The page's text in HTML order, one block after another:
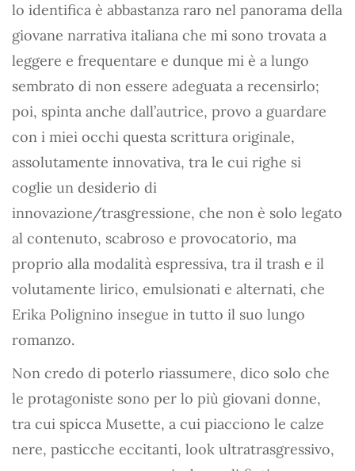
lo identifica è abbastanza raro nel panorama della
giovane narrativa italiana che mi sono trovata a
leggere e frequentare e dunque mi è a lungo
sembrato di non essere adeguata a recensirlo;
poi, spinta anche dall’autrice, provo a guardare
con i miei occhi questa scrittura originale,
assolutamente innovativa, tra le cui righe si
coglie un desiderio di
innovazione/trasgressione, che non è solo legato
al contenuto, scabroso e provocatorio, ma
proprio alla modalità espressiva, tra il trash e il
volutamente lirico, emulsionati e alternati, che
Erika Polignino insegue in tutto il suo lungo
romanzo.
Non credo di poterlo riassumere, dico solo che
le protagoniste sono per lo più giovani donne,
tra cui spicca Musette, a cui piacciono le calze
nere, pasticche eccitanti, look ultratrasgressivo,